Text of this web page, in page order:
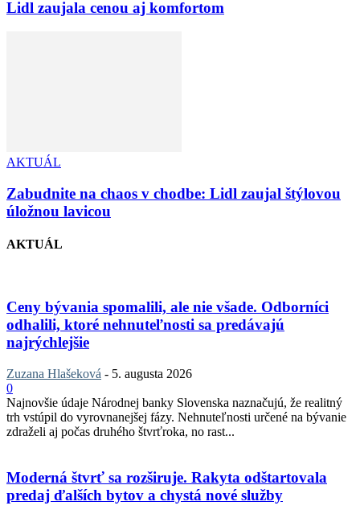
Lidl zaujala cenou aj komfortom
AKTUÁL
Zabudnite na chaos v chodbe: Lidl zaujal štýlovou
úložnou lavicou
AKTUÁL
Ceny bývania spomalili, ale nie všade. Odborníci
odhalili, ktoré nehnuteľnosti sa predávajú
najrýchlejšie
Zuzana Hlašeková - 5. augusta 2026
0
Najnovšie údaje Národnej banky Slovenska naznačujú, že realitný
trh vstúpil do vyrovnanejšej fázy. Nehnuteľnosti určené na bývanie
zdraželi aj počas druhého štvrťroka, no rast...
Moderná štvrť sa rozširuje. Rakyta odštartovala
predaj ďalších bytov a chystá nové služby